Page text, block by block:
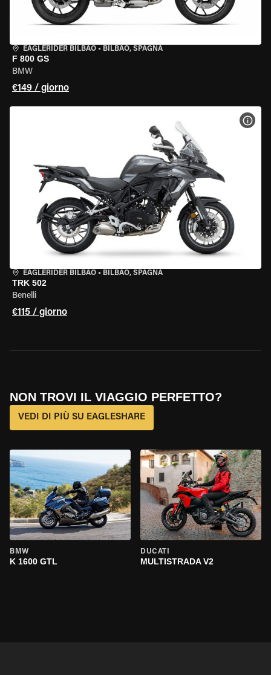
EAGLERIDER BILBAO • BILBAO, SPAGNA
F 800 GS
BMW
€149 / giorno
EAGLERIDER BILBAO • BILBAO, SPAGNA
TRK 502
Benelli
€115 / giorno
NON TROVI IL VIAGGIO PERFETTO?
VEDI DI PIÙ SU EAGLESHARE
BMW
K 1600 GTL
DUCATI
MULTISTRADA V2